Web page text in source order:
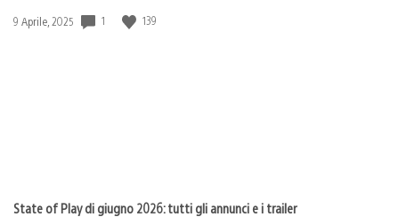
Data
9 Aprile, 2025 1 139
State of Play di giugno 2026: tutti gli annunci e i trailer